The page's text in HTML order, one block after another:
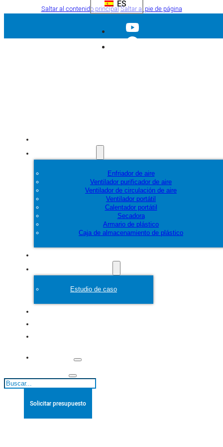
Saltar al contenido principalSaltar al pie de página
ES
Enfriador de aire
Ventilador purificador de aire
Ventilador de circulación de aire
Ventilador portátil
Calentador portátil
Secadora
Armario de plástico
Caja de almacenamiento de plástico
Estudio de caso
Buscar
Solicitar presupuesto